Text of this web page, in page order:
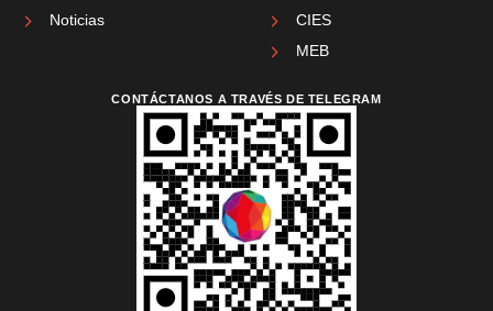
Noticias
CIES
MEB
CONTÁCTANOS A TRAVÉS DE TELEGRAM